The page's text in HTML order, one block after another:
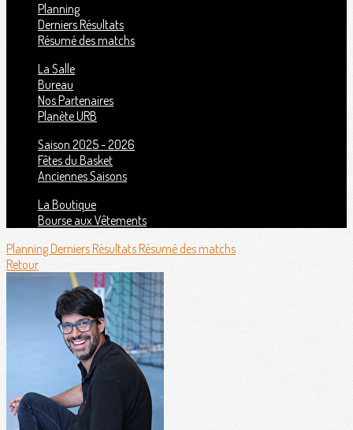
Planning
Derniers Résultats
Résumé des matchs
La Salle
Bureau
Nos Partenaires
Planète URB
Saison 2025 - 2026
Fêtes du Basket
Anciennes Saisons
La Boutique
Bourse aux Vêtements
PlanningDerniers RésultatsRésumé des matchs
Retour